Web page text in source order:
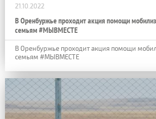
21.10.2022
В Оренбуржье проходит акция помощи
семьям #МЫВМЕСТЕ
В Оренбуржье проходит акция помощи
семьям #МЫВМЕСТЕ